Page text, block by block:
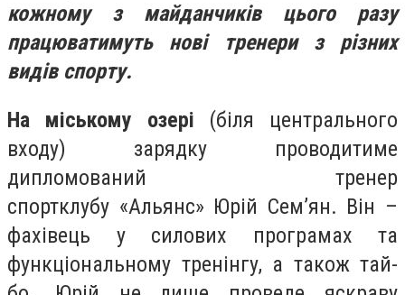
кожному з майданчиків цього разу
працюватимуть нові тренери з різних
видів спорту.
На міському озері (біля центрального
входу) зарядку проводитиме
дипломований тренер
спортклубу «Альянс» Юрій Сем’ян. Він –
фахівець у силових програмах та
функціональному тренінгу, а також тай-